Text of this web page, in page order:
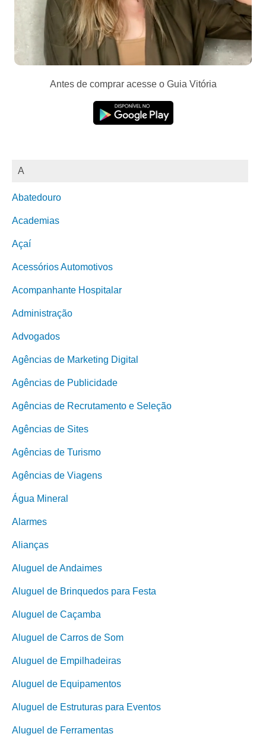
Antes de comprar acesse o Guia Vitória
A
Abatedouro
Academias
Açaí
Acessórios Automotivos
Acompanhante Hospitalar
Administração
Advogados
Agências de Marketing Digital
Agências de Publicidade
Agências de Recrutamento e Seleção
Agências de Sites
Agências de Turismo
Agências de Viagens
Água Mineral
Alarmes
Alianças
Aluguel de Andaimes
Aluguel de Brinquedos para Festa
Aluguel de Caçamba
Aluguel de Carros de Som
Aluguel de Empilhadeiras
Aluguel de Equipamentos
Aluguel de Estruturas para Eventos
Aluguel de Ferramentas